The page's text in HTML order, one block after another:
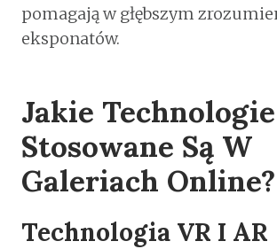
pomagają w głębszym
eksponatów.
Jakie Technologie
Stosowane Są W
Galeriach Online?
Technologia VR I AR